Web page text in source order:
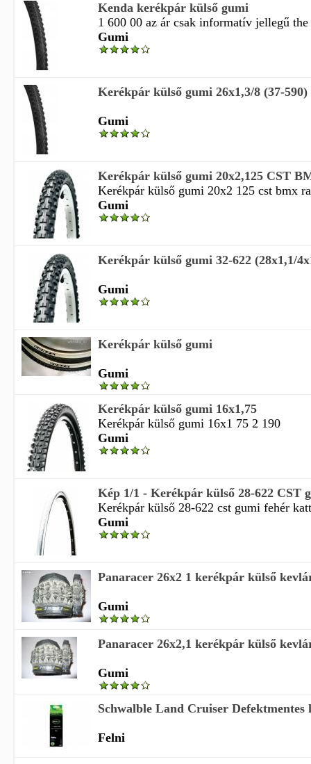
Kenda kerékpár külső gumi
1 600 00 az ár csak informatív jellegű
Gumi
Kerékpár külső gumi 26x1,3/8 (37-590)
Gumi
Kerékpár külső gumi 20x2,125 CST
Kerékpár külső gumi 20x2 125 cst bmx
Gumi
Kerékpár külső gumi 32-622 (28x1,1/
Gumi
Kerékpár külső gumi
Gumi
Kerékpár külső gumi 16x1,75
Kerékpár külső gumi 16x1 75 2 190
Gumi
Kép 1/1 - Kerékpár külső 28-622 CST
Kerékpár külső 28-622 cst gumi fehér
Gumi
Panaracer 26x2 1 kerékpár külső
Gumi
Panaracer 26x2,1 kerékpár külső
Gumi
Schwalble Land Cruiser Defektmentes
Felni